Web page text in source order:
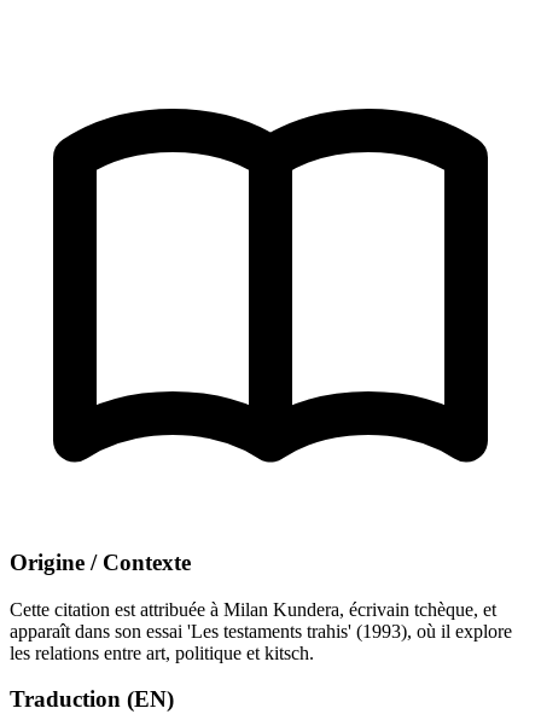
Origine / Contexte
Cette citation est attribuée à Milan Kundera, écrivain tchèque, et
apparaît dans son essai 'Les testaments trahis' (1993), où il explore
les relations entre art, politique et kitsch.
Traduction (EN)